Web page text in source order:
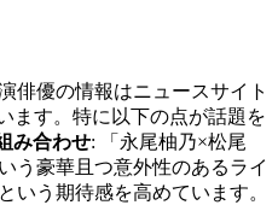
俳優の情報はニュースサイト
ます。特に以下の点が話題を
み合わせ: 「永尾柚乃×松尾
う豪華且つ意外性のあるライ
いう期待感を高めています。